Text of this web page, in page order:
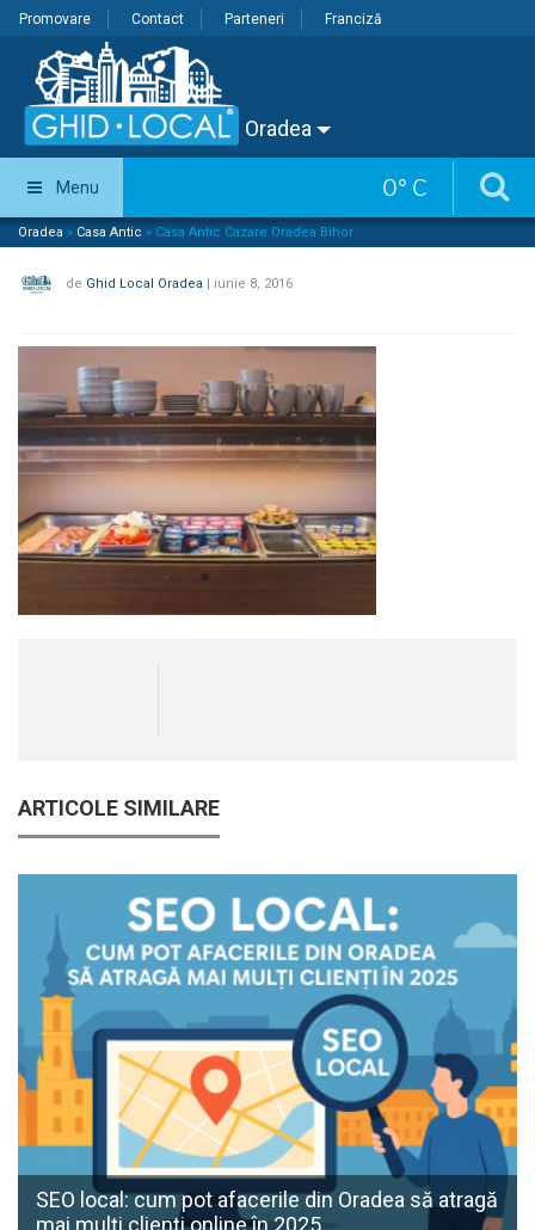
Promovare Contact Parteneri Franciză
Oradea
0° C
Menu
Oradea » Casa Antic » Casa Antic Cazare Oradea Bihor
de Ghid Local Oradea | iunie 8, 2016
ARTICOLE SIMILARE
SEO local: cum pot afacerile din Oradea să atragă
mai mulți clienți online în 2025